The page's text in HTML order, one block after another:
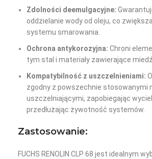
Zdolności deemulgacyjne:
oddzielanie wody od oleju, co
systemu smarowania.
Ochrona antykorozyjna: Chroni
tym stal i materiały zawierające
Kompatybilność z uszczelnieniami:
zgodny z powszechnie stosowanymi
uszczelniającymi, zapobiegając
przedłużając żywotność systemów.
Zastosowanie:
FUCHS RENOLIN CLP 68 jest idealnym